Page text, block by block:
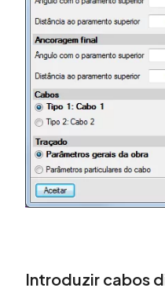
Introduzir cabos